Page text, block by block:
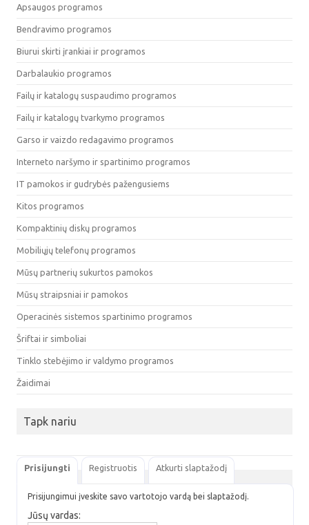
Apsaugos programos
Bendravimo programos
Biurui skirti įrankiai ir programos
Darbalaukio programos
Failų ir katalogų suspaudimo programos
Failų ir katalogų tvarkymo programos
Garso ir vaizdo redagavimo programos
Interneto naršymo ir spartinimo programos
IT pamokos ir gudrybės pažengusiems
Kitos programos
Kompaktinių diskų programos
Mobiliųjų telefonų programos
Mūsų partnerių sukurtos pamokos
Mūsų straipsniai ir pamokos
Operacinės sistemos spartinimo programos
Šriftai ir simboliai
Tinklo stebėjimo ir valdymo programos
Žaidimai
Tapk nariu
Prisijungti Registruotis Atkurti slaptažodį
Prisijungimui įveskite savo vartotojo vardą bei slaptažodį.
Jūsų vardas: